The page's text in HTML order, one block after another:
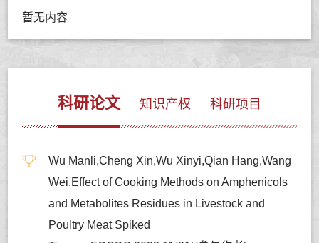
暂无内容
科研论文 知识产权 科研项目
Wu Manli,Cheng Xin,Wu Xinyi,Qian Hang,Wang
Wei.Effect of Cooking Methods on Amphenicols
and Metabolites Residues in Livestock and
Poultry Meat Spiked